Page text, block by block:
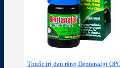
Thuốc trị đau răng Dentanalgi